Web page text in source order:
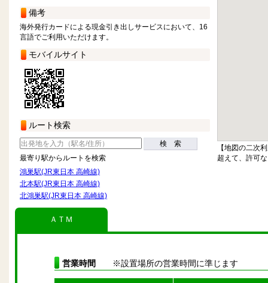
備考
海外発行カードによる現金引き出しサービスにおいて、16
言語でご利用いただけます。
モバイルサイト
ルート検索
検 索
最寄り駅からルートを検索
鴻巣駅(JR東日本 高崎線)
北本駅(JR東日本 高崎線)
北鴻巣駅(JR東日本 高崎線)
【地図の二次
超えて、許可
ＡＴＭ
営業時間 ※設置場所の営業時間に準じます